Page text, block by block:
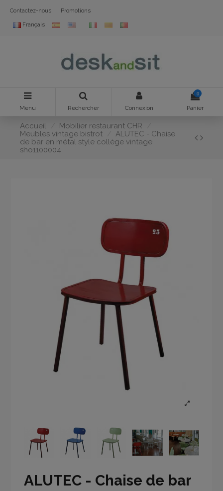
Contactez-nous Promotions
Français
Menu Rechercher Connexion
0
Panier
Accueil
Mobilier restaurant CHR
Meubles vintage bistrot
ALUTEC - Chaise
de bar en métal style collège vintage
sho1100004
ALUTEC - Chaise de bar